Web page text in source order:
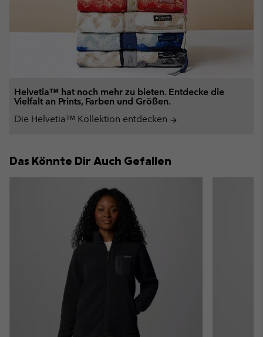
Helvetia™ hat noch mehr zu bieten. Entdecke die
Vielfalt an Prints, Farben und Größen.
Die Helvetia™ Kollektion entdecken arrow_forward
Das Könnte Dir Auch Gefallen